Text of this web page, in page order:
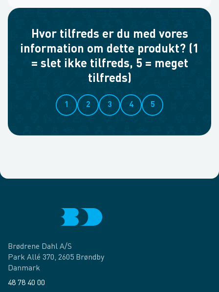
Hvor tilfreds er du med vores
information om dette produkt? (1
= slet ikke tilfreds, 5 = meget
tilfreds)
1 2 3 4 5
Brødrene Dahl A/S
Park Allé 370, 2605 Brøndby
Danmark
48 78 40 00